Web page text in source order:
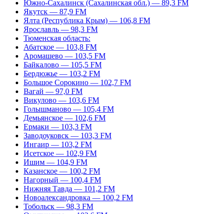
Южно-Сахалинск (Сахалинская обл.) — 89,3 FM
Якутск — 87,9 FM
Ялта (Республика Крым) — 106,8 FM
Ярославль — 98,3 FM
Тюменская область:
Абатское — 103,8 FM
Аромашево — 103,5 FM
Байкалово — 105,5 FM
Бердюжье — 103,2 FM
Большое Сорокино — 102,7 FM
Вагай — 97,0 FM
Викулово — 103,6 FM
Голышманово — 105,4 FM
Демьянское — 102,6 FM
Ермаки — 103,3 FM
Заводоуковск — 103,3 FM
Ингаир — 103,2 FM
Исетское — 102,9 FM
Ишим — 104,9 FM
Казанское — 100,2 FM
Нагорный — 100,4 FM
Нижняя Тавда — 101,2 FM
Новоалександровка — 100,2 FM
Тобольск — 98,3 FM